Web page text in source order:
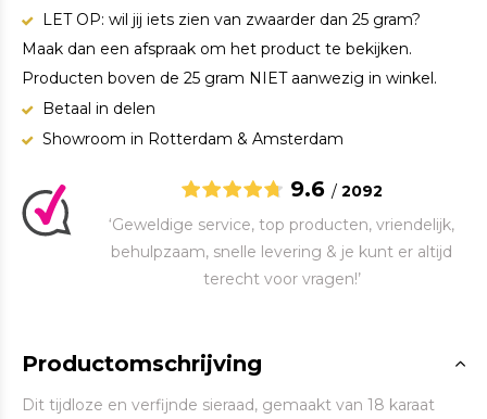
LET OP: wil jij iets zien van zwaarder dan 25 gram?
Maak dan een afspraak om het product te bekijken.
Producten boven de 25 gram NIET aanwezig in winkel.
Betaal in delen
Showroom in Rotterdam & Amsterdam
9.6 / 2092
‘Geweldige service, top producten, vriendelijk,
behulpzaam, snelle levering & je kunt er altijd
terecht voor vragen!’
Productomschrijving
Dit tijdloze en verfijnde sieraad, gemaakt van 18 karaat